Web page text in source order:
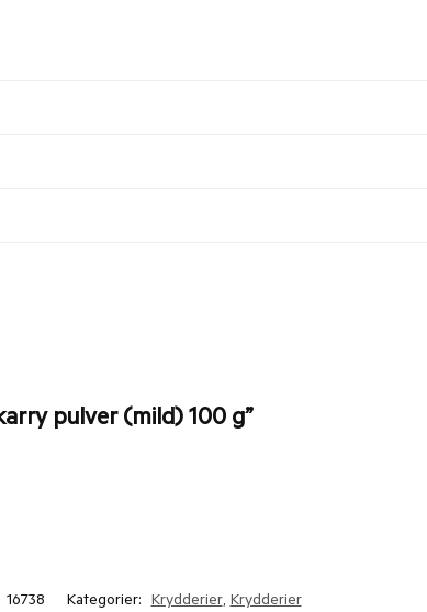
pulver (mild) 100 g”
16738 Kategorier: Krydderier,Krydderier